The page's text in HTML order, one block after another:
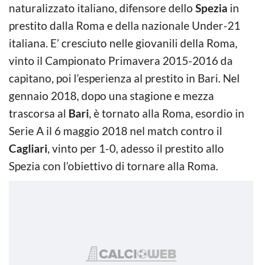
naturalizzato italiano, difensore dello Spezia in
prestito dalla Roma e della nazionale Under-21
italiana. E’ cresciuto nelle giovanili della Roma,
vinto il Campionato Primavera 2015-2016 da
capitano, poi l’esperienza al prestito in Bari. Nel
gennaio 2018, dopo una stagione e mezza
trascorsa al Bari, è tornato alla Roma, esordio in
Serie A il 6 maggio 2018 nel match contro il
Cagliari, vinto per 1-0, adesso il prestito allo
Spezia con l’obiettivo di tornare alla Roma.